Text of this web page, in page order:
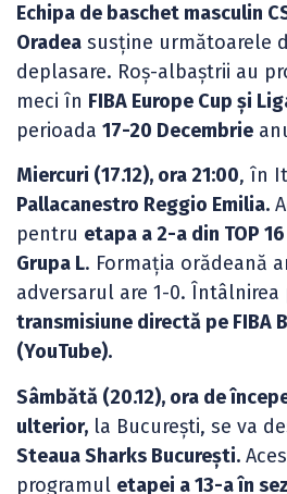
Echipa de baschet masculin
Oradea susține următoarele
deplasare. Roș-albaștrii au
meci în FIBA Europe Cup și
perioada 17-20 Decembrie
Miercuri (17.12), ora 21:00, în
Pallacanestro Reggio Emilia.
pentru etapa a 2-a din TOP
Grupa L. Formația orădeană
adversarul are 1-0.
transmisiune directă pe FIBA
(YouTube).
Sâmbătă (20.12), ora de
ulterior, la București, se va
Steaua Sharks București.
programul etapei a 13-a în